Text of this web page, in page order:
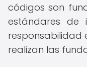
códigos son
estándares de
responsabilidad
realizan las